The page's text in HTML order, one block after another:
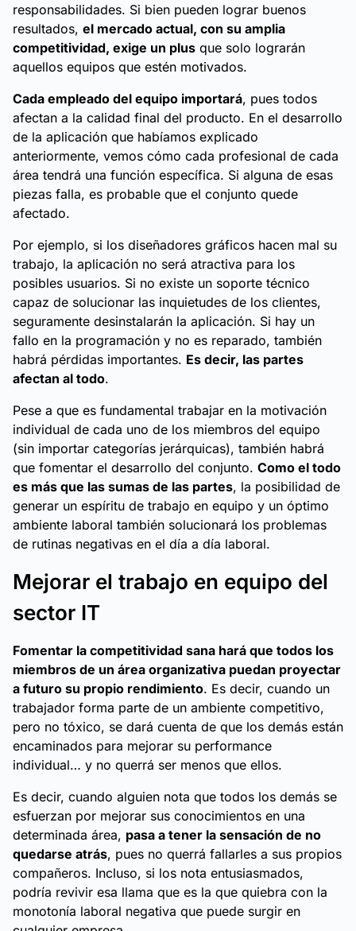
responsabilidades. Si bien pueden lograr buenos
resultados, el mercado actual, con su amplia
competitividad, exige un plus que solo lograrán
aquellos equipos que estén motivados.
Cada empleado del equipo importará, pues todos
afectan a la calidad final del producto. En el desarrollo
de la aplicación que habíamos explicado
anteriormente, vemos cómo cada profesional de cada
área tendrá una función específica. Si alguna de esas
piezas falla, es probable que el conjunto quede
afectado.
Por ejemplo, si los diseñadores gráficos hacen mal su
trabajo, la aplicación no será atractiva para los
posibles usuarios. Si no existe un soporte técnico
capaz de solucionar las inquietudes de los clientes,
seguramente desinstalarán la aplicación. Si hay un
fallo en la programación y no es reparado, también
habrá pérdidas importantes. Es decir, las partes
afectan al todo.
Pese a que es fundamental trabajar en la motivación
individual de cada uno de los miembros del equipo
(sin importar categorías jerárquicas), también habrá
que fomentar el desarrollo del conjunto. Como el todo
es más que las sumas de las partes, la posibilidad de
generar un espíritu de trabajo en equipo y un óptimo
ambiente laboral también solucionará los problemas
de rutinas negativas en el día a día laboral.
Mejorar el trabajo en equipo del
sector IT
Fomentar la competitividad sana hará que todos los
miembros de un área organizativa puedan proyectar
a futuro su propio rendimiento. Es decir, cuando un
trabajador forma parte de un ambiente competitivo,
pero no tóxico, se dará cuenta de que los demás están
encaminados para mejorar su performance
individual… y no querrá ser menos que ellos.
Es decir, cuando alguien nota que todos los demás se
esfuerzan por mejorar sus conocimientos en una
determinada área, pasa a tener la sensación de no
quedarse atrás, pues no querrá fallarles a sus propios
compañeros. Incluso, si los nota entusiasmados,
podría revivir esa llama que es la que quiebra con la
monotonía laboral negativa que puede surgir en